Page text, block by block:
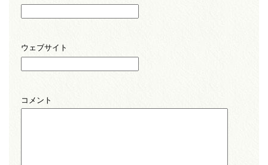
ウェブサイト
コメント